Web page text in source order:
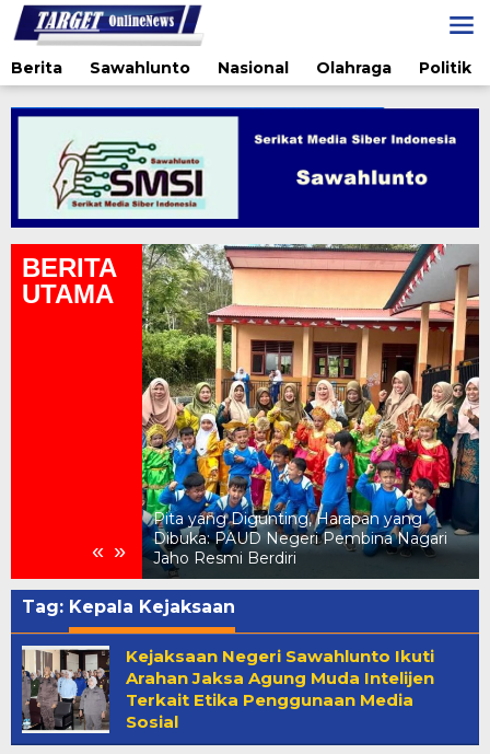
Lewati
ke
konten
Berita
Sawahlunto Nasional Olahraga Politik
BERITA
UTAMA
« »
Daerah
Pita yang Digunting, Harapan yang
Dibuka: PAUD Negeri Pembina Nagari
Jaho Resmi Berdiri
Tag: Kepala Kejaksaan
Kejaksaan Negeri Sawahlunto Ikuti
Arahan Jaksa Agung Muda Intelijen
Terkait Etika Penggunaan Media
Sosial